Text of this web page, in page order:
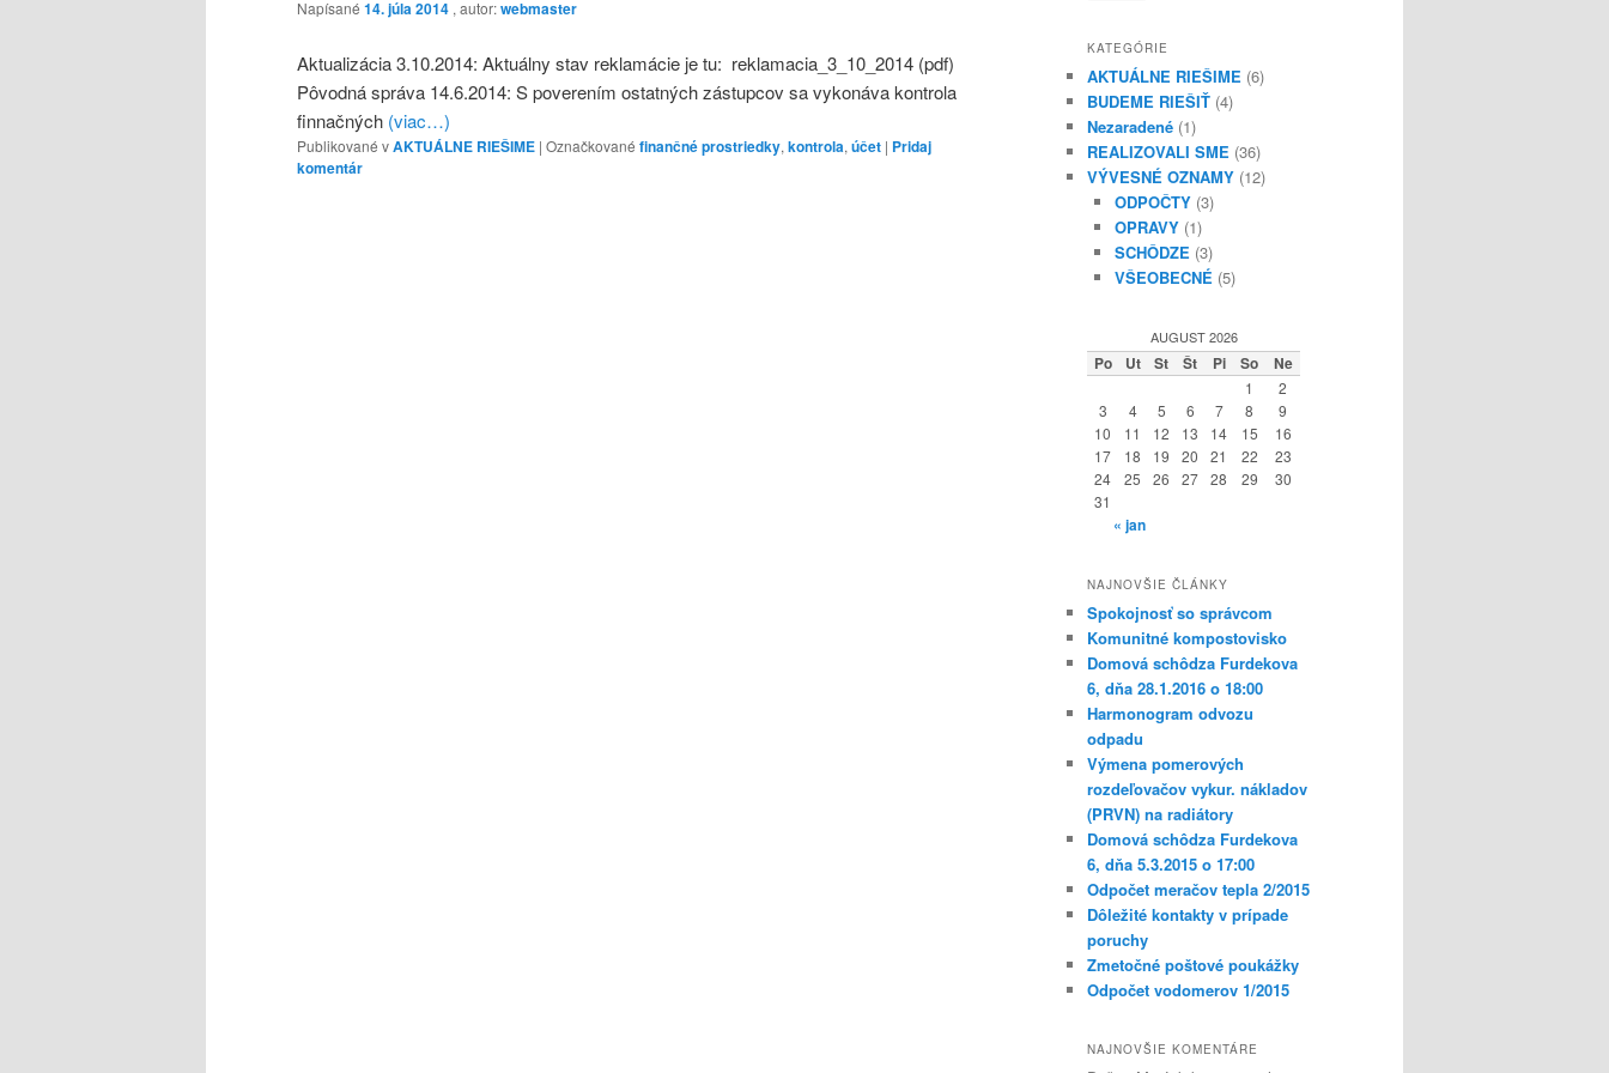
Napísané 14. júla 2014 , autor:webmaster
Aktualizácia 3.10.2014: Aktuálny stav reklamácie je tu: reklamacia_3_10_2014 (pdf)
Pôvodná správa 14.6.2014: S poverením ostatných zástupcov sa vykonáva kontrola
finnačných (viac…)
Publikované vAKTUÁLNE RIEŠIME | Označkované finančné prostriedky, kontrola, účet | Pridaj
komentár
KATEGÓRIE
AKTUÁLNE RIEŠIME (6)
BUDEME RIEŠIŤ (4)
Nezaradené (1)
REALIZOVALI SME (36)
VÝVESNÉ OZNAMY (12)
ODPOČTY(3)
OPRAVY(1)
SCHÔDZE (3)
VŠEOBECNÉ (5)
AUGUST 2026
Po Ut St Št Pi So Ne
1
2
3
4 5 6 7 8
9
10
11 12 13 14 15
16
17
18 19 20 21 22
23
24
25 26 27 28 29
30
31
« jan
NAJNOVŠIE ČLÁNKY
Spokojnosť so správcom
Komunitné kompostovisko
Domová schôdza Furdekova
6, dňa 28.1.2016 o 18:00
Harmonogram odvozu
odpadu
Výmena pomerových
rozdeľovačov vykur. nákladov
(PRVN) na radiátory
Domová schôdza Furdekova
6, dňa 5.3.2015 o 17:00
Odpočet meračov tepla 2/2015
Dôležité kontakty v prípade
poruchy
Zmetočné poštové poukážky
Odpočet vodomerov 1/2015
NAJNOVŠIE KOMENTÁRE